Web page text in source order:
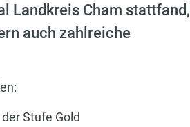
Landkreis Cham stattfand,
auch zahlreiche
Stufe Gold